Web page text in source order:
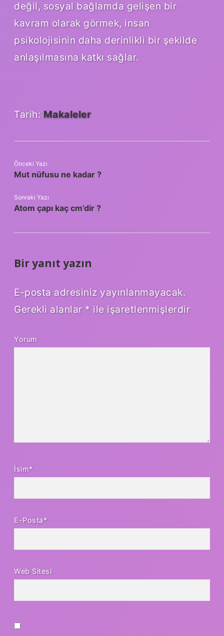
değil, sosyal bağlamda gelişen bir
kavram olarak görmek, insan
psikolojisinin daha derinlikli bir şekilde
anlaşılmasına katkı sağlar.
Tarih: Makaleler
Önceki Yazı
Mut nüfusu ne kadar ?
Sonraki Yazı
Atom çapı kaç cm’dir ?
Bir yanıt yazın
E-posta adresiniz yayınlanmayacak.
Gerekli alanlar * ile işaretlenmişlerdir
Yorum
İsim*
E-Posta*
Web Sitesi